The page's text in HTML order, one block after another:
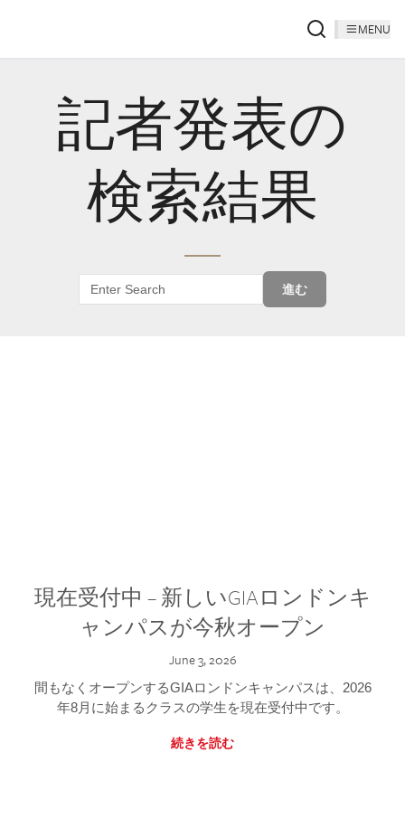
MENU
記者発表の
検索結果
進む
現在受付中 – 新しいGIAロンドンキ
ャンパスが今秋オープン
June 3, 2026
間もなくオープンするGIAロンドンキャンパスは、2026
年8月に始まるクラスの学生を現在受付中です。
続きを読む